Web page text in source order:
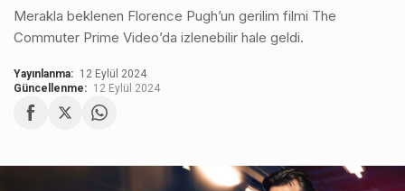
Merakla beklenen Florence Pugh’un gerilim filmi The
Commuter Prime Video’da izlenebilir hale geldi.
Yayınlanma: 12 Eylül 2024
Güncellenme: 12 Eylül 2024